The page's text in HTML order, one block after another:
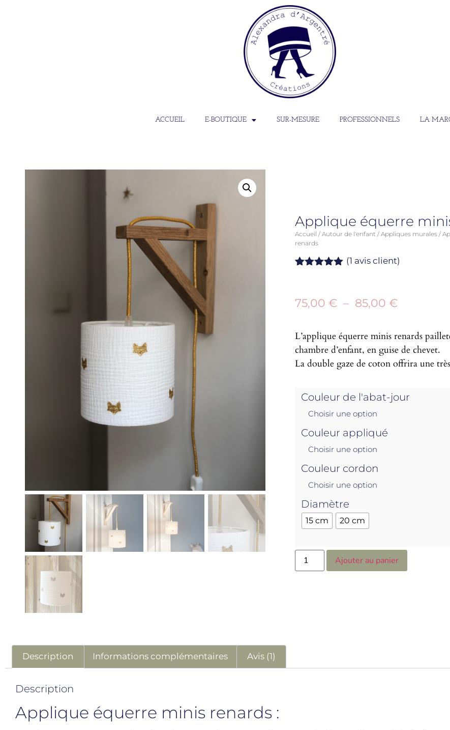
ACCUEIL E-BOUTIQUE SUR-MESURE PROFESSIONNELS LA
Applique équerre
Accueil / Autour de l'enfant / Appliques murales /
renards
notation
client
(1 avis client)
75,00 € – 85,00 €
L’applique équerre minis renards
chambre d’enfant, en guise de chevet.
La double gaze de coton offrira une
Couleur de l'abat-jour
Couleur appliqué
Couleur cordon
Diamètre
15 cm 20 cm
Ajouter au panier
Description Informations complémentaires Avis (1)
Description
Applique équerre minis renards :